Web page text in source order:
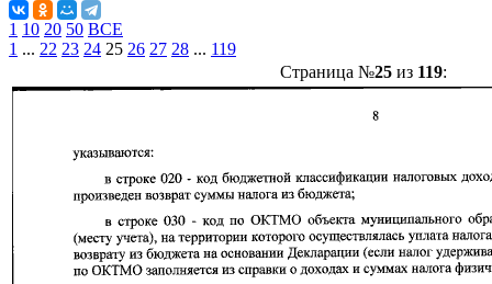
1 10 20 50 ВСЕ
1 ... 22 23 24 25 26 27 28 ... 119
Страница №25 из 119: